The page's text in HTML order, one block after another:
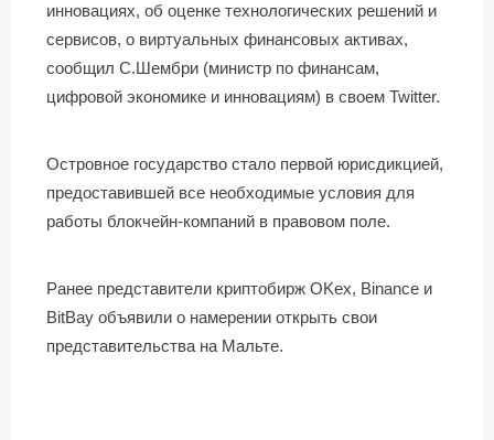
инновациях, об оценке технологических решений и
сервисов, о виртуальных финансовых активах,
сообщил С.Шембри (министр по финансам,
цифровой экономике и инновациям) в своем Twitter.
Островное государство стало первой юрисдикцией,
предоставившей все необходимые условия для
работы блокчейн-компаний в правовом поле.
Ранее представители криптобирж OKex, Binance и
BitBay объявили о намерении открыть свои
представительства на Мальте.